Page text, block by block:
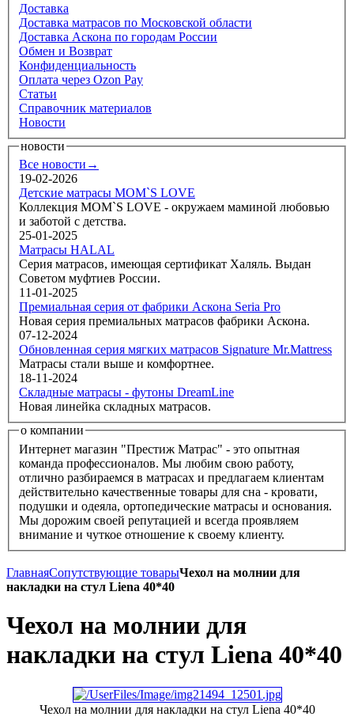
Доставка
Доставка матрасов по Московской области
Доставка Аскона по городам России
Обмен и Возврат
Конфиденциальность
Оплата через Ozon Pay
Статьи
Справочник материалов
Новости
новости
Все новости→
19-02-2026
Детские матрасы MOM`S LOVE
Коллекция MOM`S LOVE - окружаем маминой любовью
и заботой с детства.
25-01-2025
Матрасы HALAL
Серия матрасов, имеющая сертификат Халяль. Выдан
Советом муфтиев России.
11-01-2025
Премиальная серия от фабрики Аскона Seria Pro
Новая серия премиальных матрасов фабрики Аскона.
07-12-2024
Обновленная серия мягких матрасов Signature Mr.Mattress
Матрасы стали выше и комфортнее.
18-11-2024
Складные матрасы - футоны DreamLine
Новая линейка складных матрасов.
о компании
Интернет магазин "Престиж Матрас" - это опытная
команда профессионалов. Мы любим свою работу,
отлично разбираемся в матрасах и предлагаем клиентам
действительно качественные товары для сна - кровати,
подушки и одеяла, ортопедические матрасы и основания.
Мы дорожим своей репутацией и всегда проявляем
внимание и чуткое отношение к своему клиенту.
ГлавнаяСопутствующие товарыЧехол на молнии для
накладки на стул Liena 40*40
Чехол на молнии для
накладки на стул Liena 40*40
Чехол на молнии для накладки на стул Liena 40*40